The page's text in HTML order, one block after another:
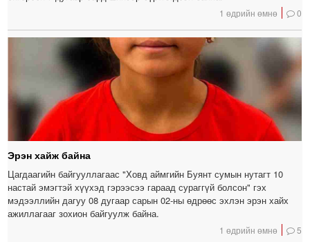
1 өдрийн өмнө 0
Эрэн хайж байна
Цагдаагийн байгууллагаас "Ховд аймгийн Буянт сумын нутагт 10
настай эмэгтэй хүүхэд гэрээсээ гараад сураггүй болсон" гэх
мэдээллийн дагуу 08 дугаар сарын 02-ны өдрөөс эхлэн эрэн хайх
ажиллагааг зохион байгуулж байна.
1 өдрийн өмнө 5